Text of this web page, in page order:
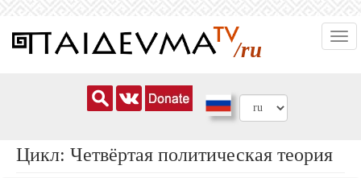
основному
/ru
Цикл: Четвёртая политическая теория